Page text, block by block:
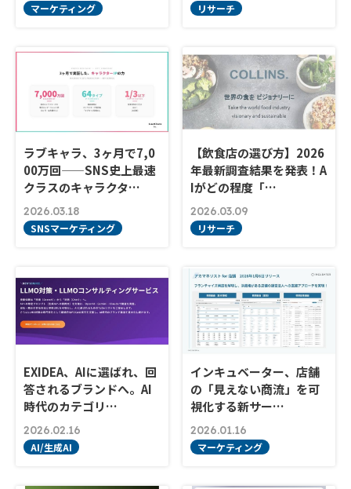
マーケティング リサーチ
ラブキャラ、3ヶ月で7,0
00万回——SNS史上最速
クラスのキャラクタ…
2026.03.18
SNSマーケティング
【飲食店の選び方】2026
年最新調査結果を発表！A
Iがどの程度「…
2026.03.09
リサーチ
EXIDEA、AIに選ばれ、回
答されるブランドへ。AI
時代のカテゴリ…
2026.02.16
AI/生成AI
インキュベーター、店舗
の「見えない商流」を可
視化する新サー…
2026.01.16
マーケティング